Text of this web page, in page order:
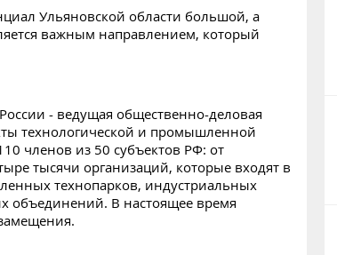
Ульяновской области большой, а
важным направлением, который
- ведущая общественно-деловая
технологической и промышленной
членов из 50 субъектов РФ: от
тысячи организаций, которые входят в
технопарков, индустриальных
объединений. В настоящее время